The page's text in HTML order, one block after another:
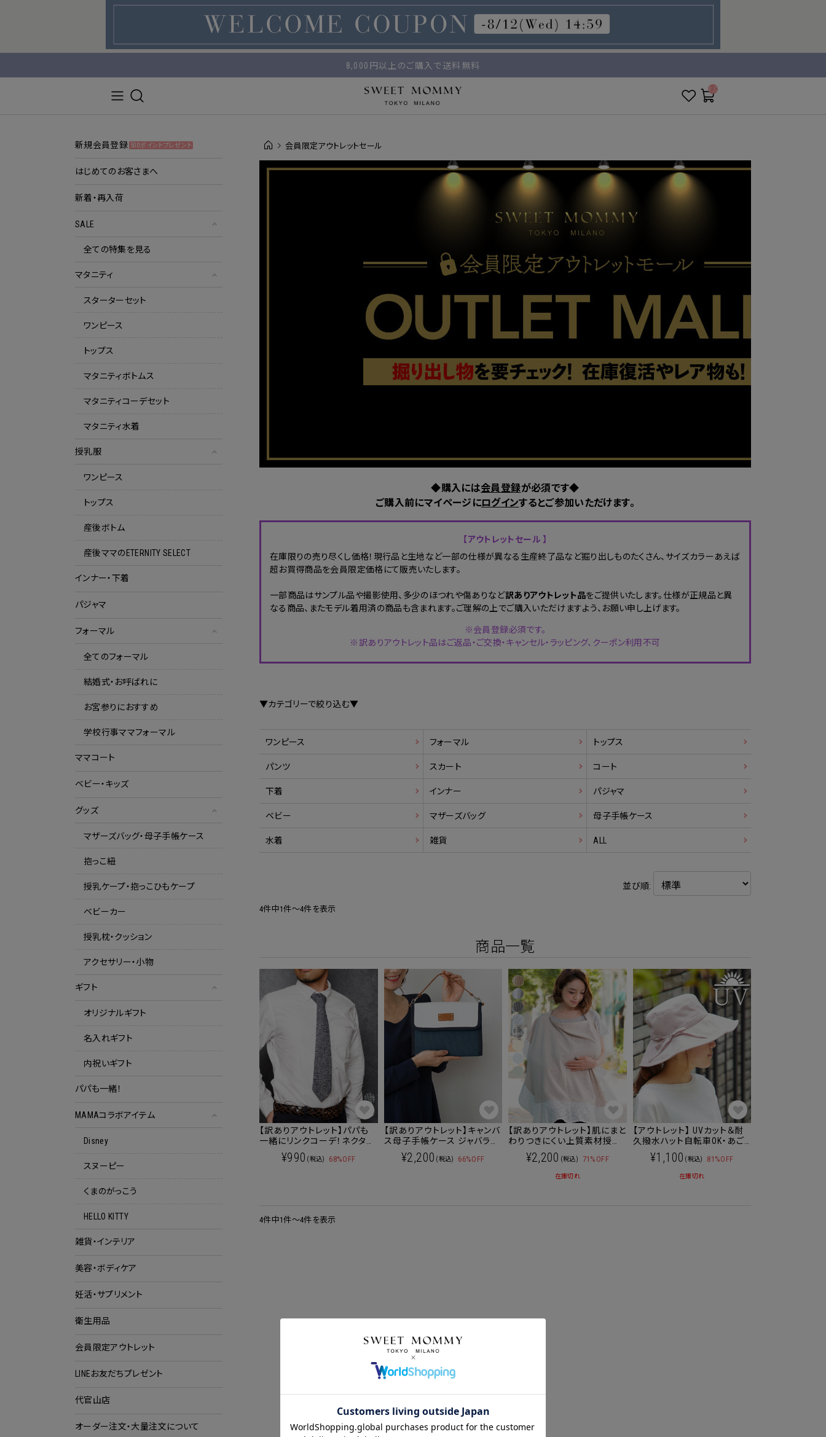
マタニティウェア・授乳服のスウィートマミー
8,000円以上のご購入で送料無料
__ITM_CNT__
会員限定アウトレットセール
◆購入には会員登録が必須です◆
ご購入前にマイページにログインするとご参加いただけます。
【アウトレットセール 】
在庫限りの売り尽くし価格！現行品と生地など一部の仕様が異なる生産終了品など掘り出しものたくさん、サイズカラーあえば
超お買得商品を会員限定価格にて販売いたします。
一部商品はサンプル品や撮影使用、多少のほつれや傷ありなど訳ありアウトレット品をご提供いたします。仕様が正規品と異
なる商品、またモデル着用済の商品も含まれます。ご理解の上でご購入いただけますよう、お願い申し上げます。
※会員登録必須です。
※訳ありアウトレット品はご返品・ご交換・キャンセル・ラッピング、クーポン利用不可
▼カテゴリーで絞り込む▼
ワンピース フォーマル トップス
パンツ スカート コート
下着 インナー パジャマ
ベビー マザーズバッグ 母子手帳ケース
水着 雑貨 ALL
並び順:
4件中1件～4件を表示
商品一覧
【訳ありアウトレット】パパも
一緒にリンクコーデ！ネクタイ
¥990 (税込) 68%OFF
【訳ありアウトレット】キャンバ
ス母子手帳ケース ジャバラタ
イプ ママバッグ/マザーズバッ
¥2,200 (税込) 66%OFF
【訳ありアウトレット】肌にまと
わりつきにくい上質素材授乳
ケープ ワイヤー入り ポーチ付
き 雑貨¥2,200 (税込) 71%OFF
在庫切れ
【アウトレット】 UVカット＆耐
久撥水ハット自転車OK・あご
紐付き /帽子/雑貨
¥1,100 (税込) 81%OFF
在庫切れ
4件中1件～4件を表示
新規会員登録 500ポイントプレゼント
はじめてのお客さまへ
新着・再入荷
SALE
全ての特集を見る
マタニティ
スターターセット
ワンピース
トップス
マタニティボトムス
マタニティコーデセット
マタニティ水着
授乳服
ワンピース
トップス
産後ボトム
産後ママのETERNITY SELECT
インナー・下着
パジャマ
フォーマル
全てのフォーマル
結婚式・お呼ばれに
お宮参りにおすすめ
学校行事ママフォーマル
ママコート
ベビー・キッズ
グッズ
マザーズバッグ・母子手帳ケース
抱っこ紐
授乳ケープ・抱っこひもケープ
ベビーカー
授乳枕・クッション
アクセサリー・小物
ギフト
オリジナルギフト
名入れギフト
内祝いギフト
パパも一緒！
MAMAコラボアイテム
Disney
スヌーピー
くまのがっこう
HELLO KITTY
雑貨・インテリア
美容・ボディケア
妊活・サプリメント
衛生用品
会員限定アウトレット
LINEお友だちプレゼント
代官山店
オーダー注文・大量注文について
クーポンコードをコピーしました。
クーポンのご利用には会員登録が必要となります。